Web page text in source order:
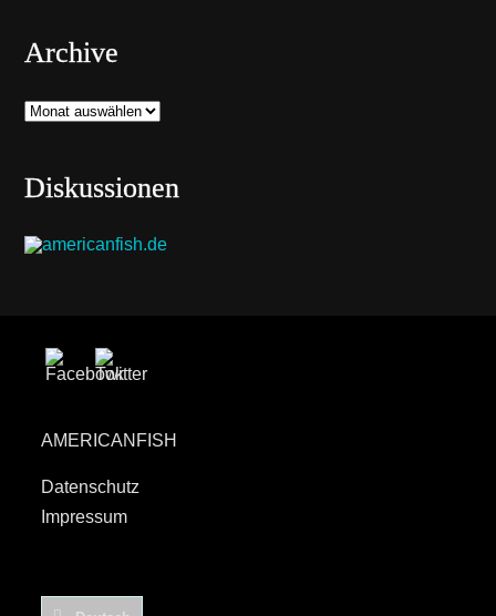
Archive
Archive
Diskussionen
AMERICANFISH
Datenschutz
Impressum